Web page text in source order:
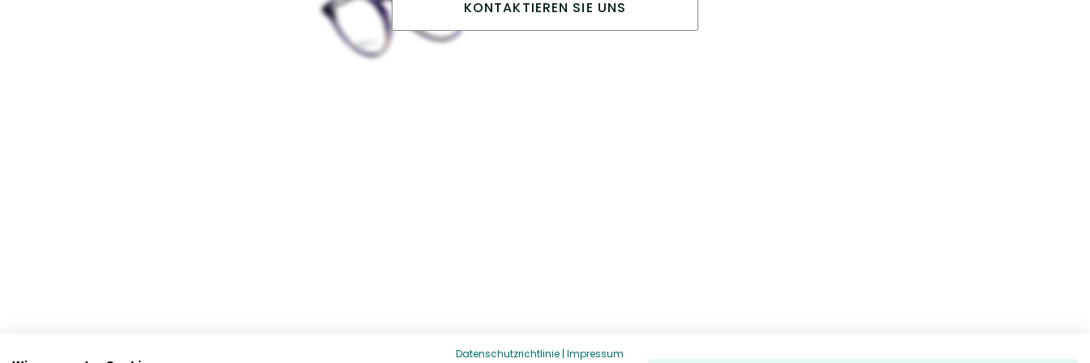
KONTAKTIEREN SIE UNS
Datenschutzrichtlinie | Impressum